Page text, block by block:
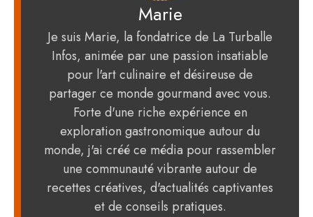
Marie
Je suis Marie, la fondatrice de La Turballe
Infos, animée par une passion insatiable
pour l'art culinaire et désireuse de
partager ce monde gourmand avec vous.
Forte d'une riche expérience en
exploration gastronomique autour du
monde, j'ai créé ce média pour rassembler
une communauté vibrante autour de
recettes créatives, d'actualités captivantes
et de conseils pratiques.